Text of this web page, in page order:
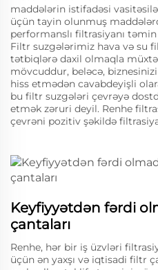
maddələrin istifadəsi
üçün tayin olunmuş
performanslı filtrasiyanı
Filtr suzgələrimiz hava və su
tətbiqlərə daxil olmaqla
mövcuddur, beləcə,
hiss etmədən cavabdeyişli
bu filtr suzgələri çevrəyə
etmək zəruri deyil. Renhe
çevrəni pozitiv şəkildə
Keyfiyyətdən fərdi
çantaları
Renhe, hər bir iş üzvləri
üçün ən yaxşı və iqtisadi filtr